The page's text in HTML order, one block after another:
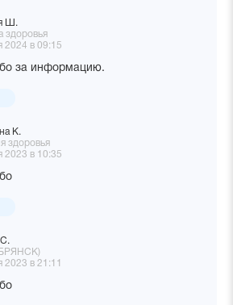
Ш.
здоровья
2024 в 09:15
за информацию.
К.
здоровья
2023 в 10:35
2023 в 21:11